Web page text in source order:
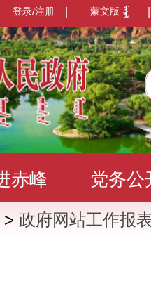
蒙文版
登录/注册
赤峰 党务公
互动 数据发
> 政府网站工作报